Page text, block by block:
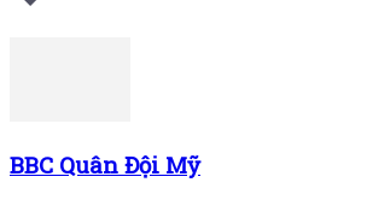
BBC Quân Đội Mỹ